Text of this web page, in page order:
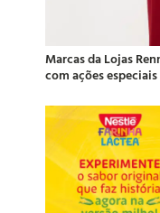
Marcas da Lojas
com ações especiais